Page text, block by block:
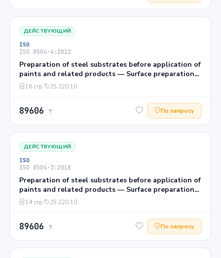
ДЕЙСТВУЮЩИЙ
ISO
ISO 8504-4:2022
Preparation of steel substrates before application of
paints and related products — Surface preparation
methods — Part 4: Acid pickling
16 стр. 25.220.10
89606 ₸ По запросу
ДЕЙСТВУЮЩИЙ
ISO
ISO 8504-3:2018
Preparation of steel substrates before application of
paints and related products — Surface preparation
methods — Part 3: Hand- and power-tool cleaning
14 стр. 25.220.10
89606 ₸ По запросу